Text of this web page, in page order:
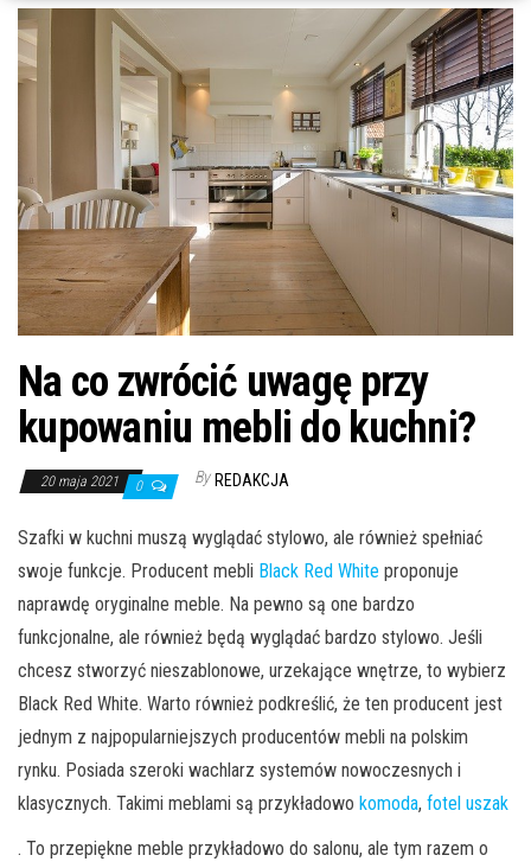
Na co zwrócić uwagę przy
kupowaniu mebli do kuchni?
20 maja 2021 0 By REDAKCJA
Szafki w kuchni muszą wyglądać stylowo, ale również spełniać
swoje funkcje. Producent mebli Black Red White proponuje
naprawdę oryginalne meble. Na pewno są one bardzo
funkcjonalne, ale również będą wyglądać bardzo stylowo. Jeśli
chcesz stworzyć nieszablonowe, urzekające wnętrze, to wybierz
Black Red White. Warto również podkreślić, że ten producent jest
jednym z najpopularniejszych producentów mebli na polskim
rynku. Posiada szeroki wachlarz systemów nowoczesnych i
klasycznych. Takimi meblami są przykładowo komoda, fotel uszak
. To przepiękne meble przykładowo do salonu, ale tym razem o